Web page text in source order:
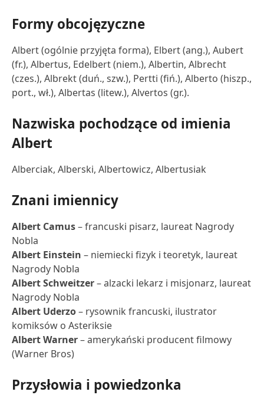
Formy obcojęzyczne
Albert (ogólnie przyjęta forma), Elbert (ang.), Aubert
(fr.), Albertus, Edelbert (niem.), Albertin, Albrecht
(czes.), Albrekt (duń., szw.), Pertti (fiń.), Alberto (hiszp.,
port., wł.), Albertas (litew.), Alvertos (gr.).
Nazwiska pochodzące od imienia
Albert
Alberciak, Alberski, Albertowicz, Albertusiak
Znani imiennicy
Albert Camus– francuski pisarz, laureat Nagrody
Nobla
Albert Einstein – niemiecki fizyk i teoretyk, laureat
Nagrody Nobla
Albert Schweitzer– alzacki lekarz i misjonarz, laureat
Nagrody Nobla
Albert Uderzo– rysownik francuski, ilustrator
komiksów o Asteriksie
Albert Warner– amerykański producent filmowy
(Warner Bros)
Przysłowia i powiedzonka